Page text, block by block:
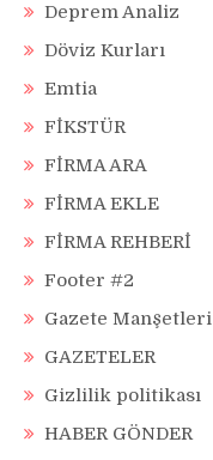
Deprem Analiz
Döviz Kurları
Emtia
FİKSTÜR
FİRMA ARA
FİRMA EKLE
FİRMA REHBERİ
Footer #2
Gazete Manşetleri
GAZETELER
Gizlilik politikası
HABER GÖNDER